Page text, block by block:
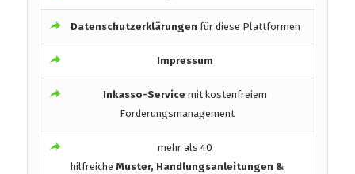
Datenschutzerklärungen für diese Plattformen
Impressum
Inkasso-Service mit kostenfreiem
Forderungsmanagement
mehr als 40
hilfreicheMuster, Handlungsanleitungen &